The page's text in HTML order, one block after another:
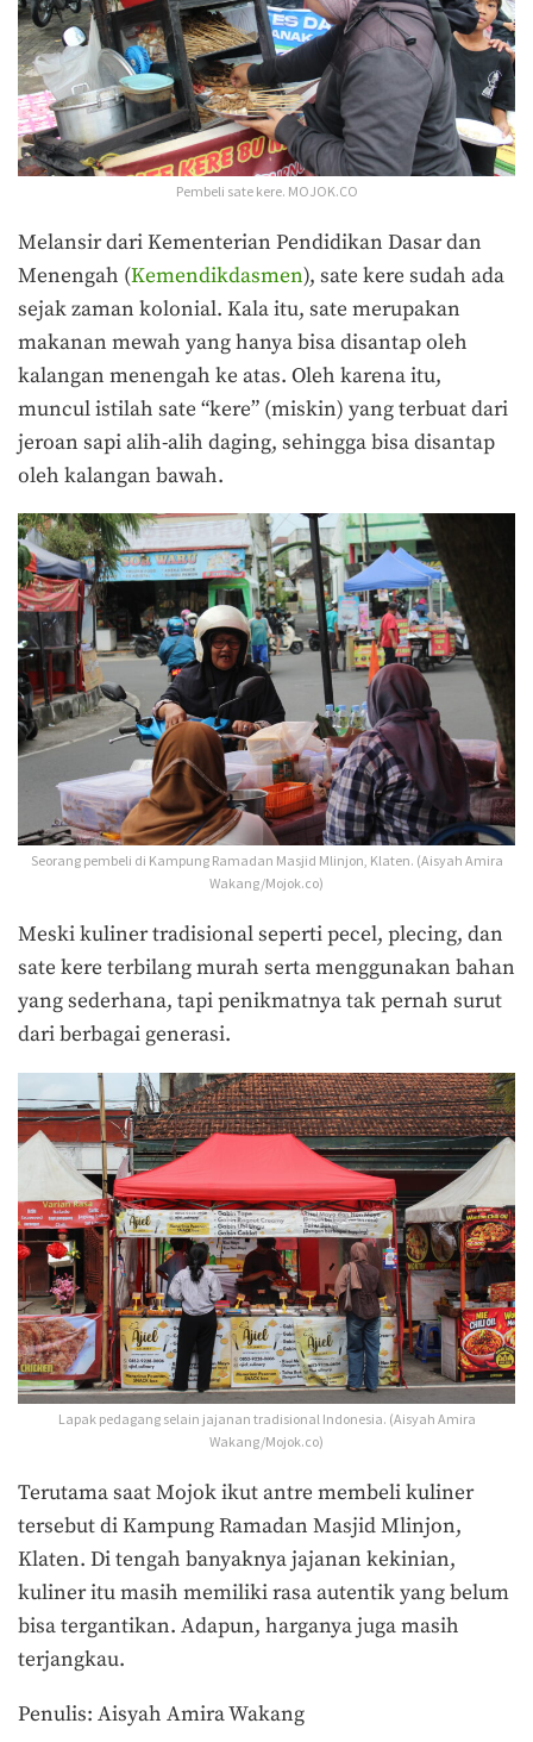
Pembeli sate kere. MOJOK.CO
Melansir dari Kementerian Pendidikan Dasar dan
Menengah (Kemendikdasmen), sate kere sudah ada
sejak zaman kolonial. Kala itu, sate merupakan
makanan mewah yang hanya bisa disantap oleh
kalangan menengah ke atas. Oleh karena itu,
muncul istilah sate “kere” (miskin) yang terbuat dari
jeroan sapi alih-alih daging, sehingga bisa disantap
oleh kalangan bawah.
Seorang pembeli di Kampung Ramadan Masjid Mlinjon, Klaten. (Aisyah Amira
Wakang/Mojok.co)
Meski kuliner tradisional seperti pecel, plecing, dan
sate kere terbilang murah serta menggunakan bahan
yang sederhana, tapi penikmatnya tak pernah surut
dari berbagai generasi.
Lapak pedagang selain jajanan tradisional Indonesia. (Aisyah Amira
Wakang/Mojok.co)
Terutama saat Mojok ikut antre membeli kuliner
tersebut di Kampung Ramadan Masjid Mlinjon,
Klaten. Di tengah banyaknya jajanan kekinian,
kuliner itu masih memiliki rasa autentik yang belum
bisa tergantikan. Adapun, harganya juga masih
terjangkau.
Penulis: Aisyah Amira Wakang